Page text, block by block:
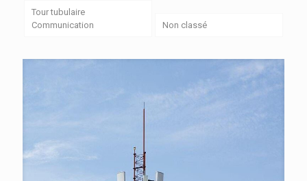
Tour tubulaire
Communication
Non classé